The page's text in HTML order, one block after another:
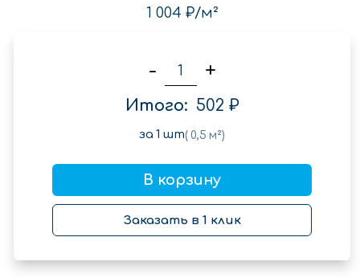
1 004 ₽/м²
- +
Итого: 502 ₽
за 1 шт( 0,5 м²)
В корзину
Заказать в 1 клик